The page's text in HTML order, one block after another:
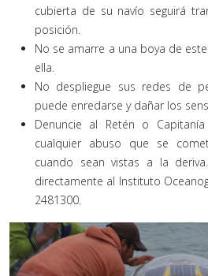
cubierta de su navío seguirá
posición.
No se amarre a una boya de
ella.
No despliegue sus redes de
puede enredarse y dañar los
Denuncie al Retén o
cualquier abuso que se
cuando sean vistas a la
directamente al Instituto
2481300.